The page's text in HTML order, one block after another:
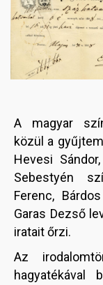
A magyar
közül a
Hevesi
Sebestyén
Ferenc,
Garas Dezső
iratait őrzi.
Az
hagyatékával